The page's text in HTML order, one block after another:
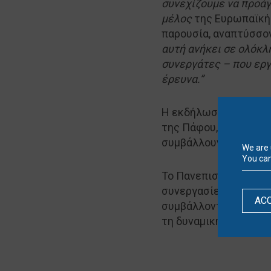
συνεχίζουμε να
μέλος της
παρουσία,
αυτή ανήκει σε
συνεργάτες – που
έρευνα.”
Η εκδήλωση, η οποία
της Πάφου, ενώ
συμβάλλουν στην
Το Πανεπιστήμιο
συνεργασίες,
συμβάλλοντας στην
τη δυναμική εξέλιξη
We are
You